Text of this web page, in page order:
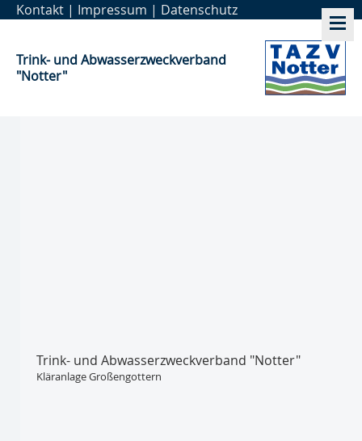
Kontakt | Impressum | Datenschutz
Trink- und Abwasser­zweckverband
"Notter"
Trink- und Abwasser­zweckverband "Notter"
Kläranlage Großengottern